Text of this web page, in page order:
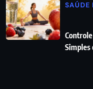
SAÚDE
Simples